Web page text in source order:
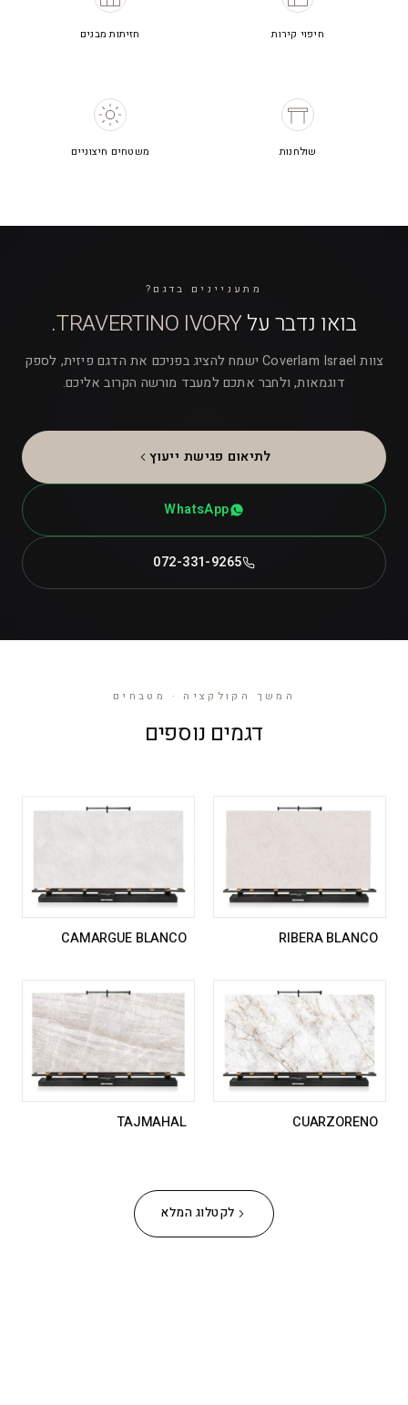
חיפוי קירות חזיתות מבנים
שולחנות משטחים חיצוניים
מתעניינים בדגם?
בואו נדבר על TRAVERTINO IVORY
.
צוות Coverlam Israel ישמח להציג בפניכם את הדגם פיזית, לספק
דוגמאות, ולחבר אתכם למעבד מורשה הקרוב אליכם.
לתיאום פגישת ייעוץ
WhatsApp
072-331-9265
המשך הקולקציה · מטבחים
דגמים נוספים
RIBERA BLANCO
CAMARGUE BLANCO
CUARZORENO
TAJMAHAL
לקטלוג המלא